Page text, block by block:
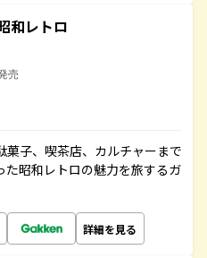
和レトロ
売
子、喫茶店、カルチャーまで
昭和レトロの魅力を旅するガ
詳細を見る